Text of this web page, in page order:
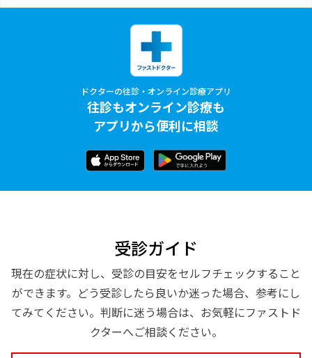
ドクターの往診・オンライン診療アプリ
往診もオンライン診療も
アプリから便利に相談
受診ガイド
現在の症状に対し、受診の目安をセルフチェックすること
ができます。どう受診したら良いか迷った場合、参考にし
てみてください。判断に迷う場合は、お気軽にファストド
クターへご相談ください。